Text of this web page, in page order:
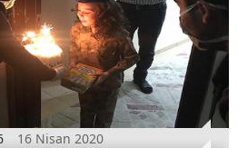
16 Nisan 2020